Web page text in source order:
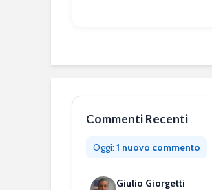
Commenti Recenti
Oggi: 1 nuovo commento
Giulio Giorgetti